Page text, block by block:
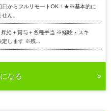
からフルリモートOK！★※基本的に
ん。
給＋賞与＋各種手当 ※経験・スキ
定します ※残...
なる